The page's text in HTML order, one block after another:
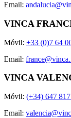
Email:
VINCA
Móvil: +33 (0)7 64
Email:
VINCA
Móvil: (+34) 647
Email: